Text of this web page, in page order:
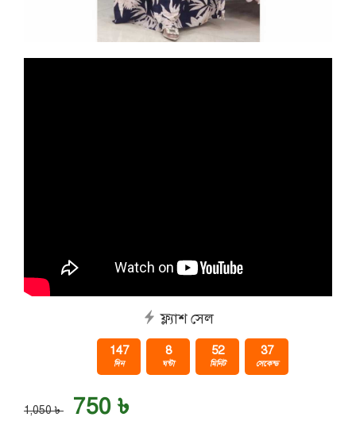
ফ্ল্যাশ সেল
147
দিন
8
ঘন্টা
52
মিনিট
37
সেকেন্ড
1,050 ৳ 750 ৳